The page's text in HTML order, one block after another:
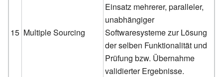
15 Multiple Sourcing
Einsatz mehrerer, paralleler,
unabhängiger
Softwaresysteme zur Lösung
der selben Funktionalität und
Prüfung bzw. Übernahme
validierter Ergebnisse.